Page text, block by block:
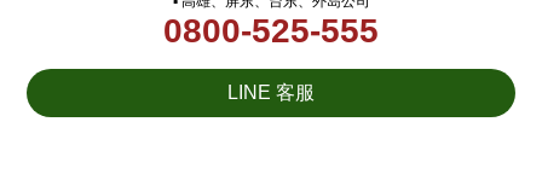
0800-525-555
LINE 客服